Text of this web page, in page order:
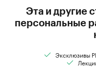
Эта и другие
персональные
Эксклюзивы